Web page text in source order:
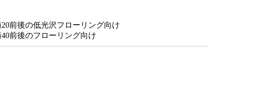
前後の低光沢フローリング向け
前後のフローリング向け